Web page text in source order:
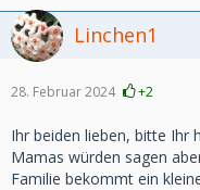
Linchen1
28. Februar 2024 +2
Ihr beiden lieben, bitte Ihr
Mamas würden sagen
Familie bekommt ein